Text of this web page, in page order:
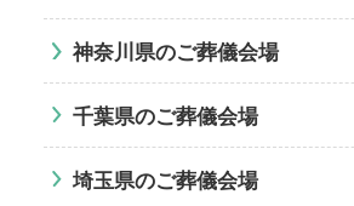
神奈川県のご葬儀会場
千葉県のご葬儀会場
埼玉県のご葬儀会場